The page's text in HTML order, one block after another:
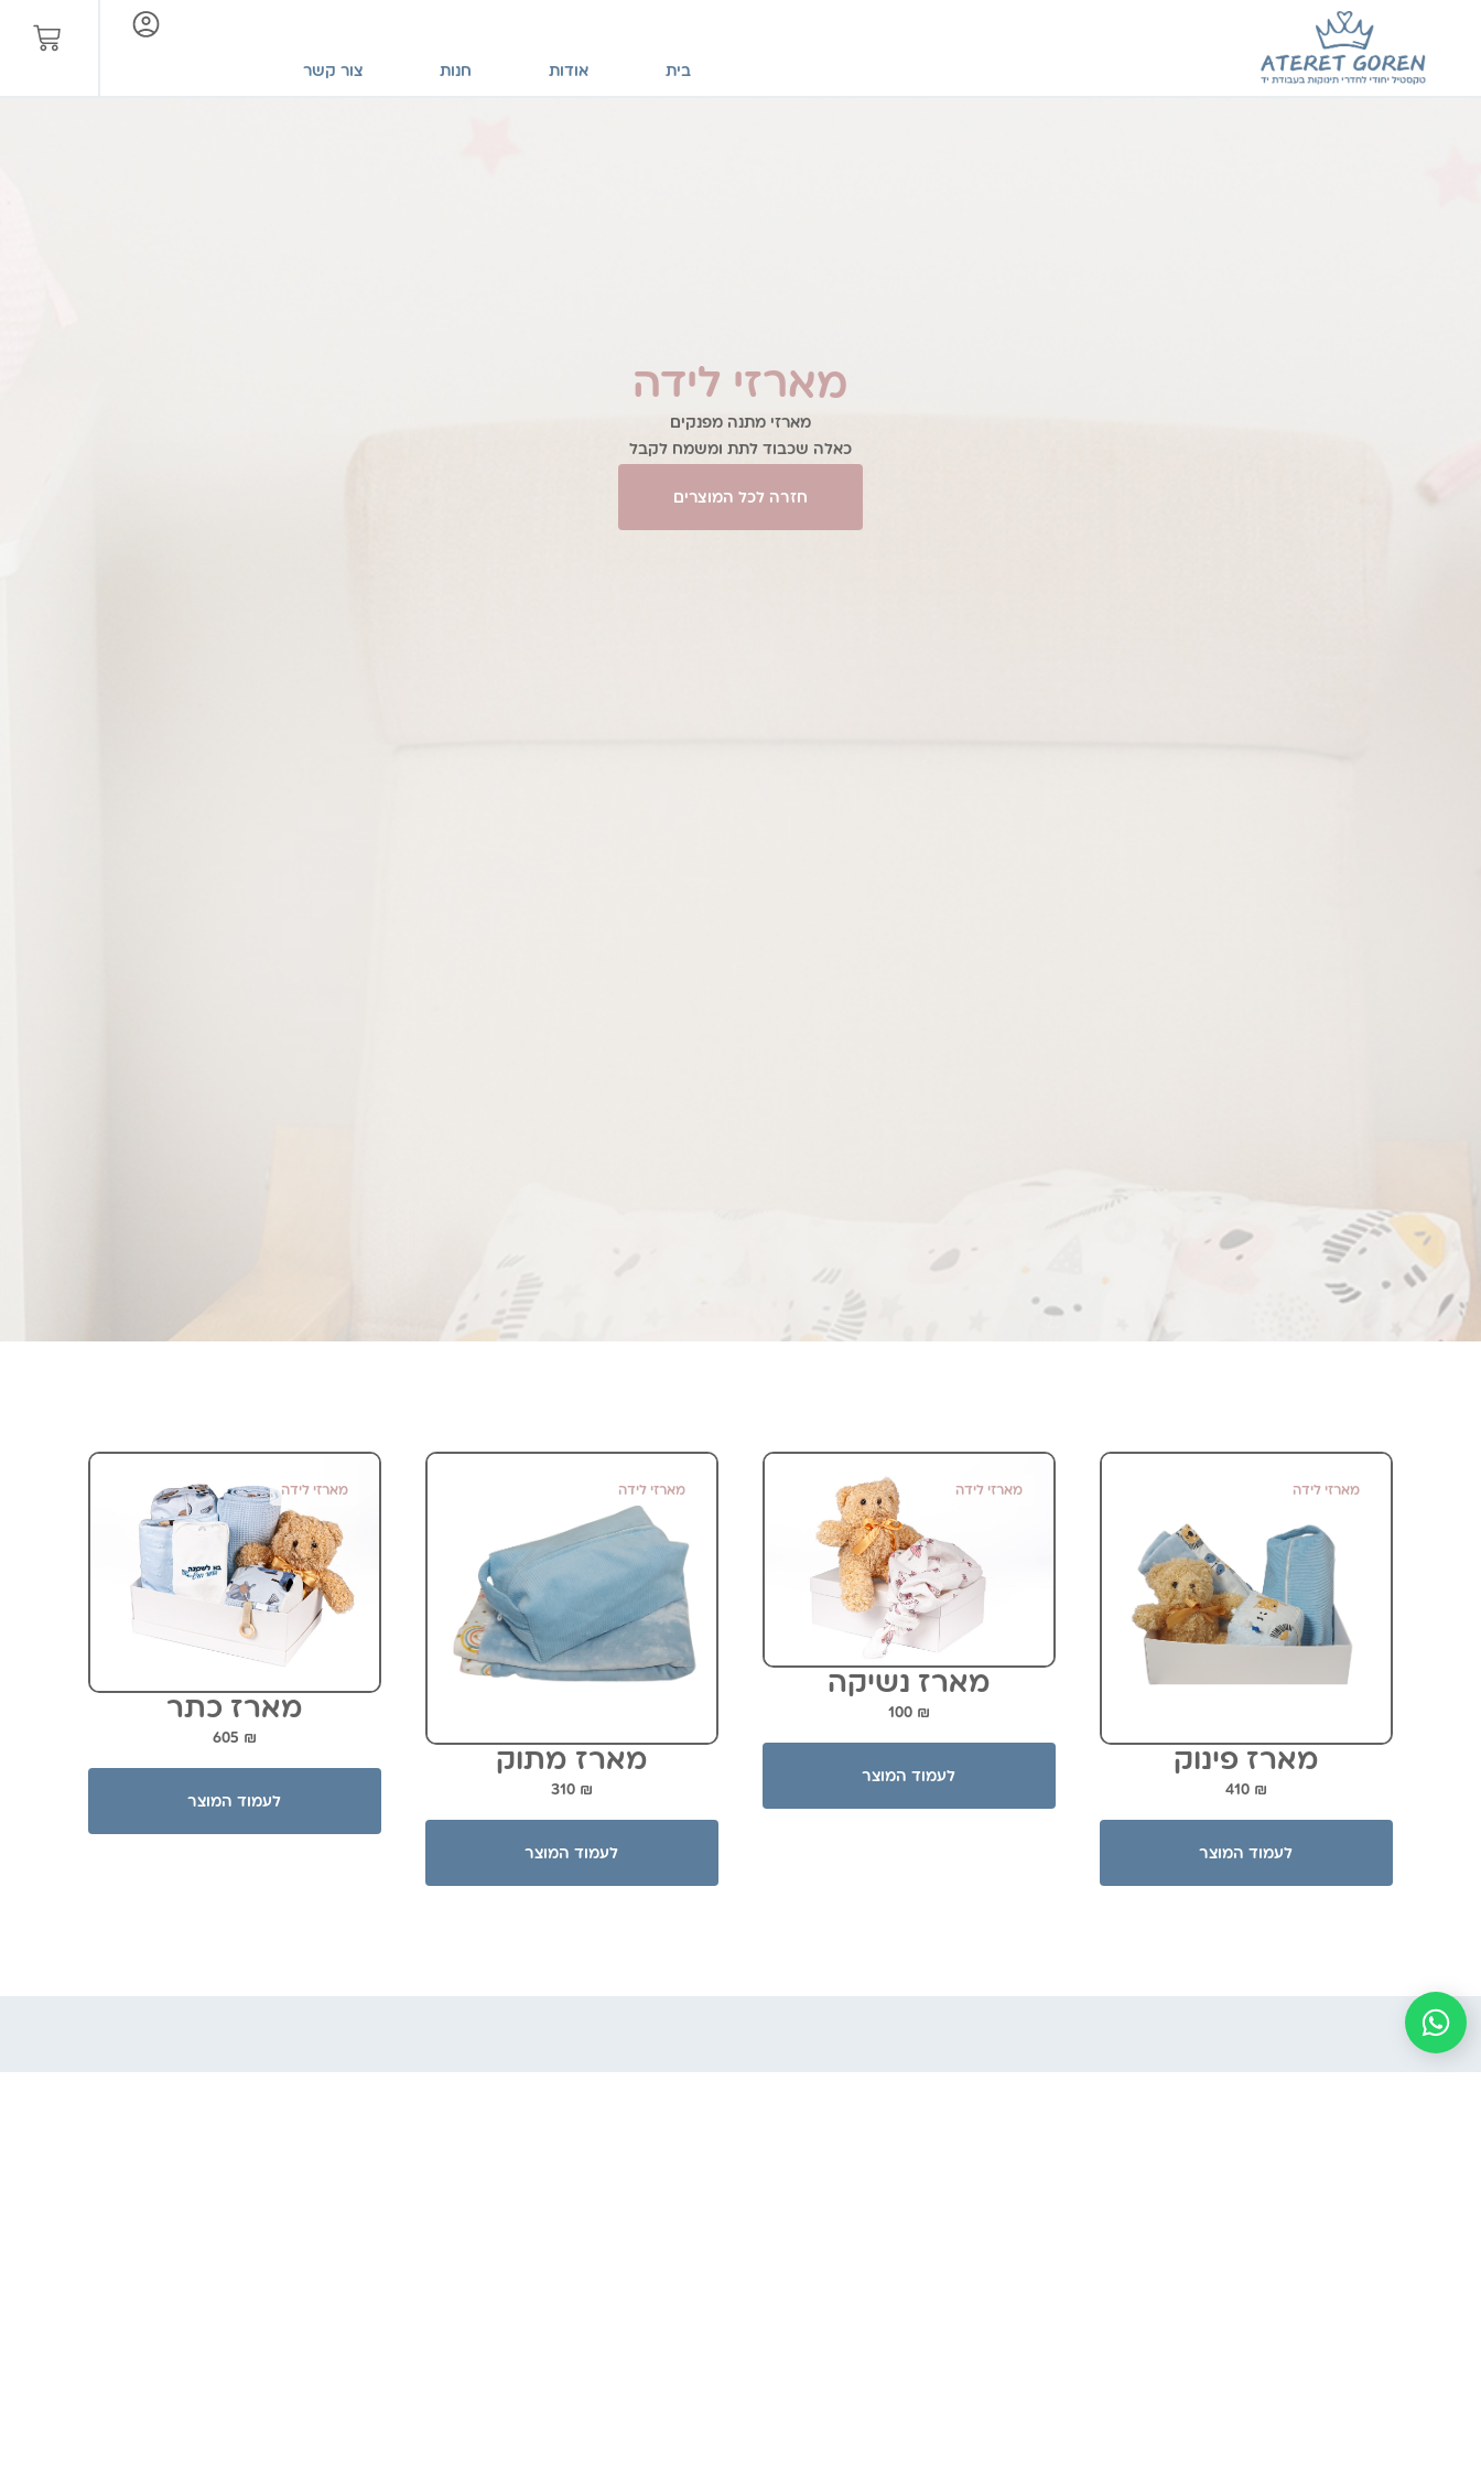
בית אודות חנות צור קשר
מארזי לידה
מארזי מתנה מפנקים
כאלה שכבוד לתת ומשמח לקבל
חזרה לכל המוצרים
מארזי לידה
מארז פינוק
410 ₪
לעמוד המוצר
מארזי לידה
מארז נשיקה
100 ₪
לעמוד המוצר
מארזי לידה
מארז מתוק
310 ₪
לעמוד המוצר
מארזי לידה
מארז כתר
605 ₪
לעמוד המוצר
דברו איתי